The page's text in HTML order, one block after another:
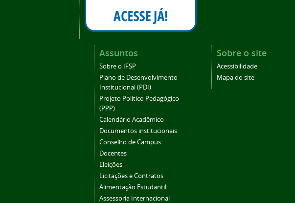
Assuntos
Sobre o IFSP
Plano de Desenvolvimento
Institucional (PDI)
Projeto Político Pedagógico
(PPP)
Calendário Acadêmico
Documentos institucionais
Conselho de Campus
Docentes
Eleições
Licitações e Contratos
Alimentação Estudantil
Assessoria Internacional
Sobre o site
Acessibilidade
Mapa do site